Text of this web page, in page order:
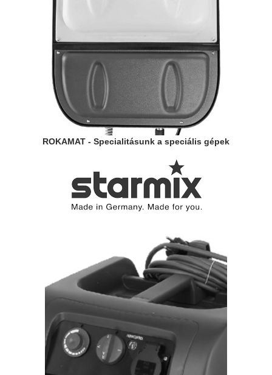
ROKAMAT - Specialitásunk a speciális gépek